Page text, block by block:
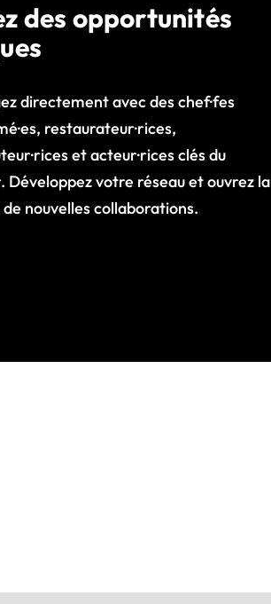
des opportunités
directement avec des chef·fes
restaurateur·rices,
et acteur·rices clés du
Développez votre réseau et ouvrez la
nouvelles collaborations.